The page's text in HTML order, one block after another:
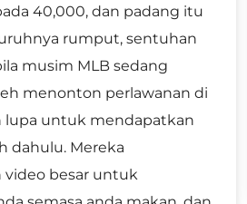
40,000, dan padang itu
rumput, sentuhan
musim MLB sedang
menonton perlawanan di
lupa untuk mendapatkan
dahulu. Mereka
besar untuk